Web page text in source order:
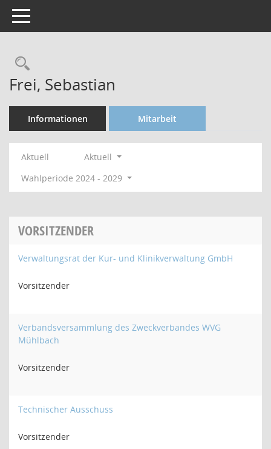
Toggle navigation
Rechercheauswahl
Frei, Sebastian
Informationen Mitarbeit
Aktuell
Aktuell
Wahlperiode 2024 - 2029
VORSITZENDER
Verwaltungsrat der Kur- und Klinikverwaltung GmbH
Vorsitzender
Verbandsversammlung des Zweckverbandes WVG
Mühlbach
Vorsitzender
Technischer Ausschuss
Vorsitzender